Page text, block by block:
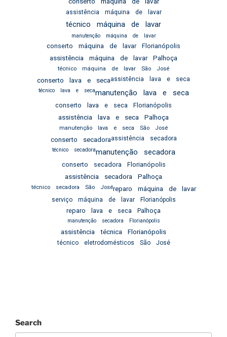
assistência máquina de lavar
técnico máquina de lavar
manutenção máquina de lavar
conserto máquina de lavar Florianópolis
assistência máquina de lavar Palhoça
técnico máquina de lavar São José
conserto lava e secaassistência lava e seca
técnico lava e secamanutenção lava e seca
conserto lava e seca Florianópolis
assistência lava e seca Palhoça
manutenção lava e seca São José
conserto secadoraassistência secadora
técnico secadoramanutenção secadora
conserto secadora Florianópolis
assistência secadora Palhoça
técnico secadora São Joséreparo máquina de lavar
serviço máquina de lavar Florianópolis
reparo lava e seca Palhoça
manutenção secadora Florianópolis
assistência técnica Florianópolis
técnico eletrodomésticos São José
Search